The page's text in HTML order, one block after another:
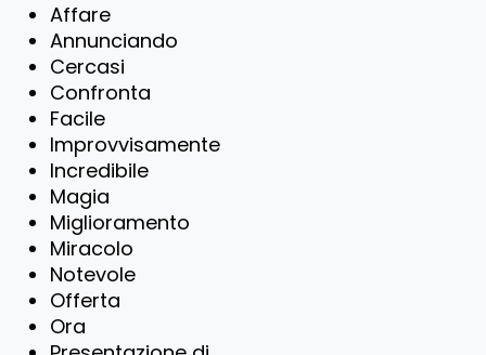
Affare
Annunciando
Cercasi
Confronta
Facile
Improvvisamente
Incredibile
Magia
Miglioramento
Miracolo
Notevole
Offerta
Ora